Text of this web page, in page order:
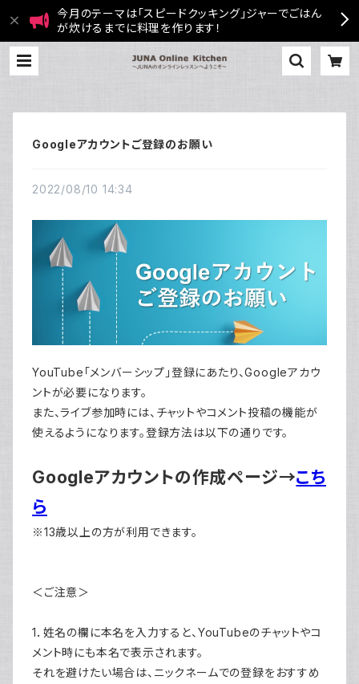
今月のテーマは「スピードクッキング」ジャーでごはん
が炊けるまでに料理を作ります！
Googleアカウントご登録のお願い
2022/08/10 14:34
YouTube「メンバーシップ」登録にあたり、Googleアカウ
ントが必要になります。
また、ライブ参加時には、チャットやコメント投稿の機能が
使えるようになります。登録方法は以下の通りです。
Googleアカウントの作成ページ→こち
ら
※13歳以上の方が利用できます。
＜ご注意＞
1．姓名の欄に本名を入力すると、YouTubeのチャットやコ
メント時にも本名で表示されます。
それを避けたい場合は、ニックネームでの登録をおすすめ